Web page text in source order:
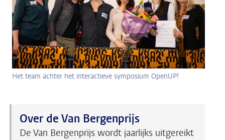
Het team achter het interactieve symposium OpenUP!
Over de Van Bergenprijs
De Van Bergenprijs wordt jaarlijks uitgereikt